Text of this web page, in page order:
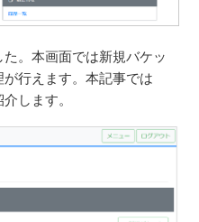
。本画面では新規バケッ
行えます。本記事では
します。